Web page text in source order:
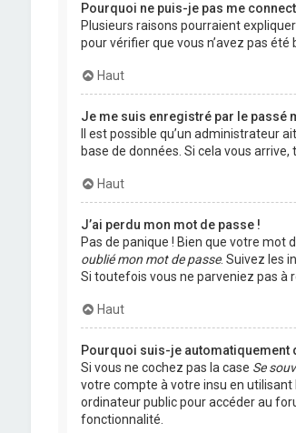
Pourquoi ne puis-je pas me
Plusieurs raisons pourraient
pour vérifier que vous n’avez pas
Haut
Je me suis enregistré par le passé
Il est possible qu’un administrateur
base de données. Si cela vous
Haut
J’ai perdu mon mot de passe !
Pas de panique ! Bien que votre mot
oublié mon mot de passe. Suivez les
Si toutefois vous ne parveniez pas à
Haut
Pourquoi suis-je automatiquement
Si vous ne cochez pas la case Se
votre compte à votre insu en
ordinateur public pour accéder au
fonctionnalité.